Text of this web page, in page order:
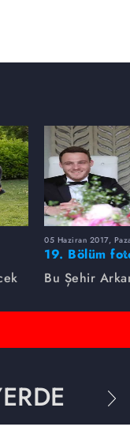
05 Haziran 2017,
19. Bölüm
Bu Şehir